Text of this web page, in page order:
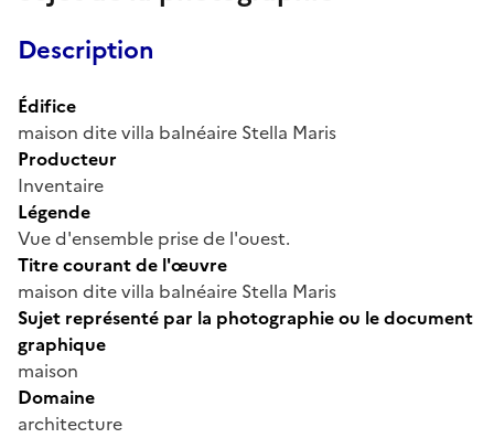
Description
Édifice
maison dite villa balnéaire Stella Maris
Producteur
Inventaire
Légende
Vue d'ensemble prise de l'ouest.
Titre courant de l'œuvre
maison dite villa balnéaire Stella Maris
Sujet représenté par la photographie ou le document
graphique
maison
Domaine
architecture